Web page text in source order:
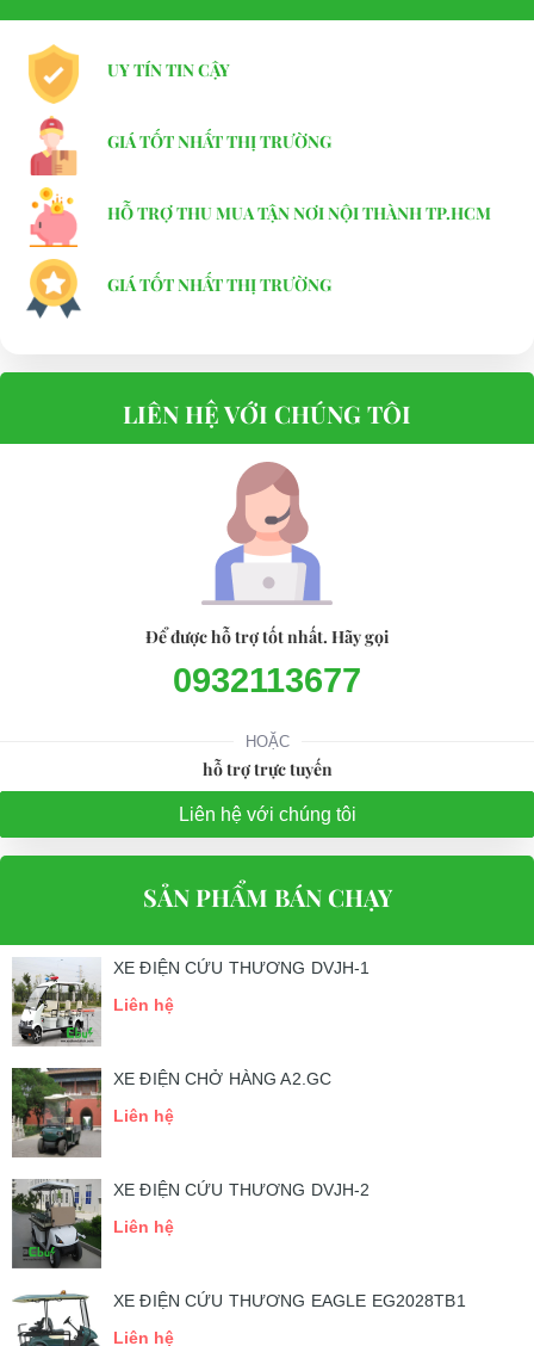
UY TÍN TIN CẬY
GIÁ TỐT NHẤT THỊ TRƯỜNG
HỖ TRỢ THU MUA TẬN NƠI NỘI THÀNH TP.HCM
GIÁ TỐT NHẤT THỊ TRƯỜNG
LIÊN HỆ VỚI CHÚNG TÔI
Để được hỗ trợ tốt nhất. Hãy gọi
0932113677
HOẶC
hỗ trợ trực tuyến
Liên hệ với chúng tôi
SẢN PHẨM BÁN CHẠY
XE ĐIỆN CỨU THƯƠNG DVJH-1
Liên hệ
XE ĐIỆN CHỞ HÀNG A2.GC
Liên hệ
XE ĐIỆN CỨU THƯƠNG DVJH-2
Liên hệ
XE ĐIỆN CỨU THƯƠNG EAGLE EG2028TB1
Liên hệ